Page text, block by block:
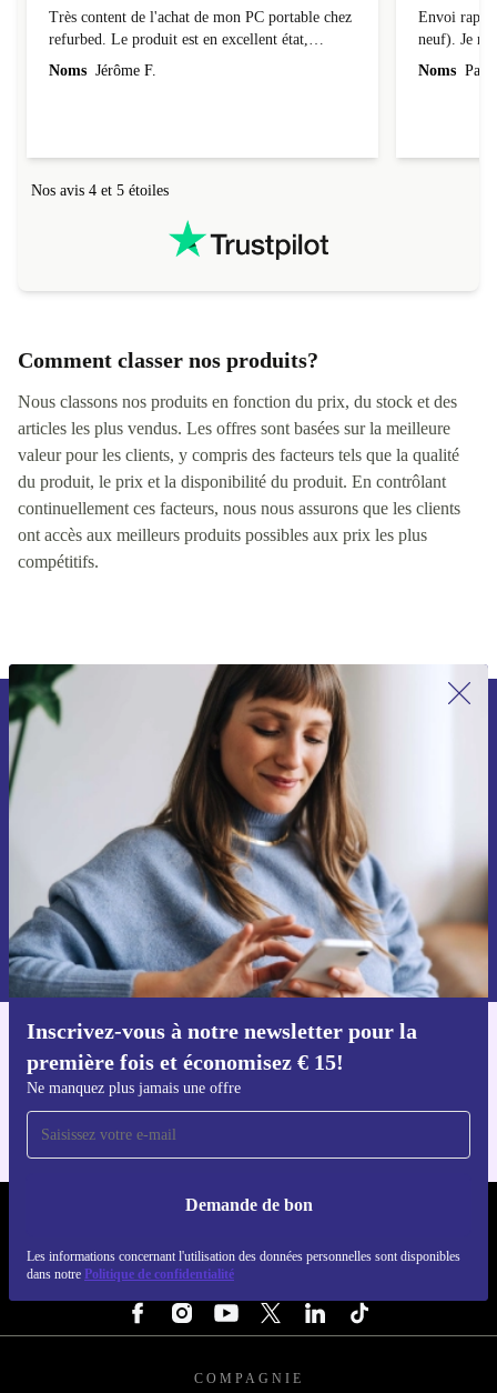
Très content de l'achat de mon PC portable chez
refurbed. Le produit est en excellent état,
parfaitement conforme à la description et tourne
Noms Jérôme F.
Envoi
neuf). Je
Noms
Nos avis 4 et 5 étoiles
Comment classer nos produits?
Nous classons nos produits en fonction du prix, du stock et des
articles les plus vendus. Les offres sont basées sur la meilleure
valeur pour les clients, y compris des facteurs tels que la qualité
du produit, le prix et la disponibilité du produit. En contrôlant
continuellement ces facteurs, nous nous assurons que les clients
ont accès aux meilleurs produits possibles aux prix les plus
compétitifs.
Inscrivez-vous à notre newsletter pour la
première fois et économisez € 15!
Ne manquez plus jamais une offre
Demande de bon
Les informations concernant l'utilisation des données personnelles sont disponibles
dans notre Politique de confidentialité
Inscrivez-vous à notre newsletter pour
la première fois et économisez 15 € !
Ne manquez plus aucune offre.
Voucher aanvragen
Retrouvez les informations sur l'utilisation des données personnelles
dans notrepolitique de confidentialité.
Téléchargez l'application refurbed
Pour iOS et Android
SUIVEZ-NOUS
COMPAGNIE